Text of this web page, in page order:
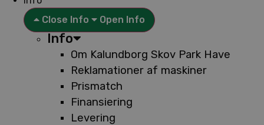
Close Info
Open Info
Info
Om Kalundborg Skov Park Have
Reklamationer af maskiner
Prismatch
Finansiering
Levering